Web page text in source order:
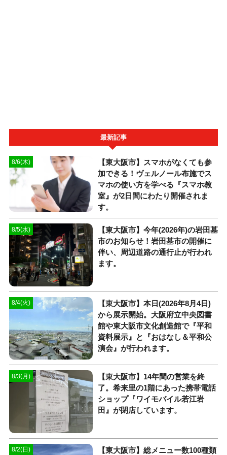
最新記事
8/6(木)
【東大阪市】スマホがなくても参
加できる！ヴェルノール布施でス
マホの使い方を学べる『スマホ教
室』が2日間にわたり開催されま
す。
8/5(水)
【東大阪市】今年(2026年)の岩田墓
市のお知らせ！岩田墓市の開催に
伴い、周辺道路の通行止が行われ
ます。
8/4(火)
【東大阪市】本日(2026年8月4日)
から展示開始。大阪府立中央図書
館や東大阪市文化創造館で『平和
資料展示』と『おはなし＆平和公
演会』が行われます。
8/3(月)
【東大阪市】14年間の営業を終
了。希来里の1階にあった携帯電話
ショップ『ワイモバイル若江岩
田』が閉店しています。
8/2(日) 【東大阪市】総メニュー数100種類